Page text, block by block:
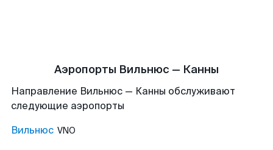
Аэропорты Вильнюс — Канны
Направление Вильнюс — Канны обслуживают
следующие аэропорты
Вильнюс VNO